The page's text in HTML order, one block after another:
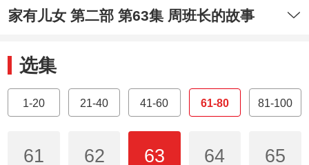
家有儿女 第二部 第63集 周班长的故事
选集
1-20 21-40 41-60 61-80 81-100
61 62 63 64 65